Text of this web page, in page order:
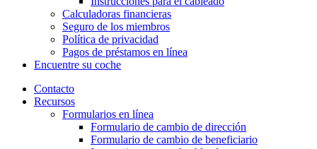
Calculadoras financieras
Seguro de los miembros
Política de privacidad
Pagos de préstamos en línea
Encuentre su coche
Contacto
Recursos
Formularios en línea
Formulario de cambio de dirección
Formulario de cambio de beneficiario